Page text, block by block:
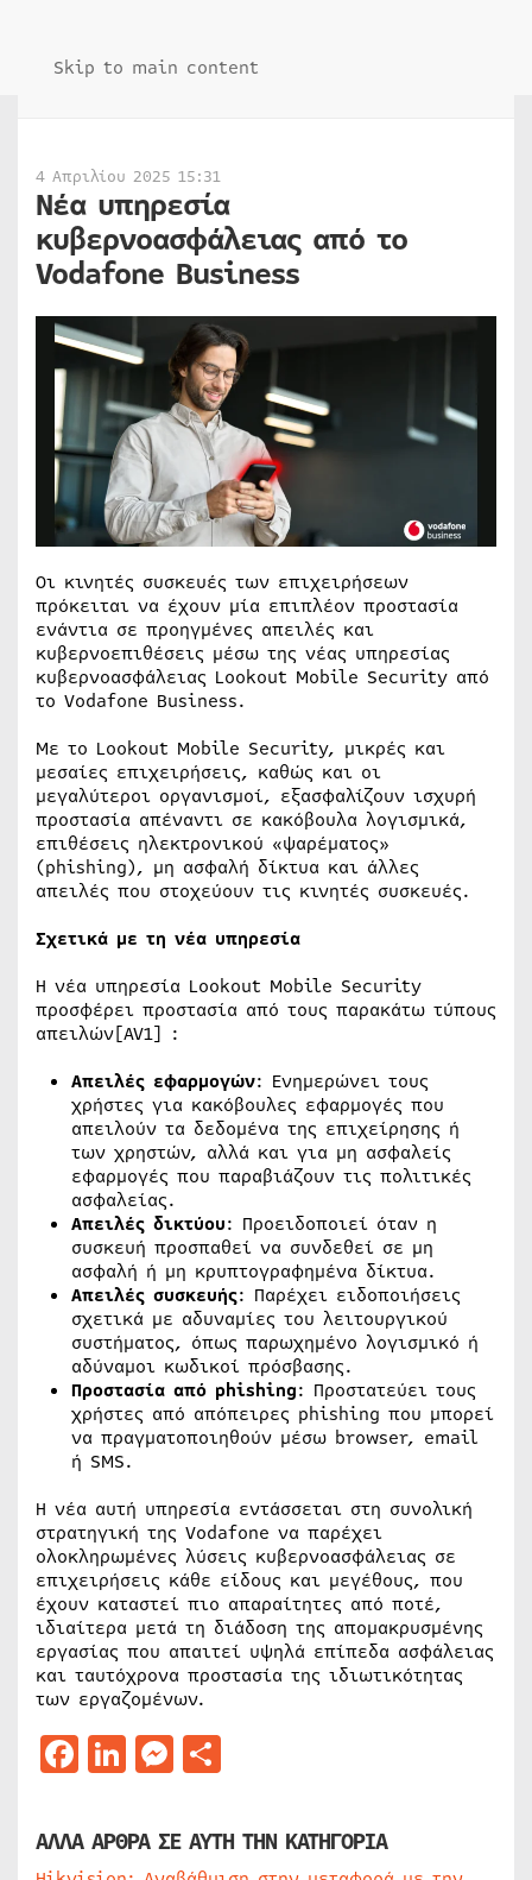
Skip to main content
4 Απριλίου 2025 15:31
Νέα υπηρεσία
κυβερνοασφάλειας από το
Vodafone Business
Οι κινητές συσκευές των επιχειρήσεων
πρόκειται να έχουν μία επιπλέον προστασία
ενάντια σε προηγμένες απειλές και
κυβερνοεπιθέσεις μέσω της νέας υπηρεσίας
κυβερνοασφάλειας Lookout Mobile Security από
το Vodafone Business.
Με το Lookout Mobile Security, μικρές και
μεσαίες επιχειρήσεις, καθώς και οι
μεγαλύτεροι οργανισμοί, εξασφαλίζουν ισχυρή
προστασία απέναντι σε κακόβουλα λογισμικά,
επιθέσεις ηλεκτρονικού «ψαρέματος»
(phishing), μη ασφαλή δίκτυα και άλλες
απειλές που στοχεύουν τις κινητές συσκευές.
Σχετικά με τη νέα υπηρεσία
Η νέα υπηρεσία Lookout Mobile Security
προσφέρει προστασία από τους παρακάτω τύπους
απειλών[AV1] :
Απειλές εφαρμογών: Ενημερώνει τους
χρήστες για κακόβουλες εφαρμογές που
απειλούν τα δεδομένα της επιχείρησης ή
των χρηστών, αλλά και για μη ασφαλείς
εφαρμογές που παραβιάζουν τις πολιτικές
ασφαλείας.
Απειλές δικτύου: Προειδοποιεί όταν η
συσκευή προσπαθεί να συνδεθεί σε μη
ασφαλή ή μη κρυπτογραφημένα δίκτυα.
Απειλές συσκευής: Παρέχει ειδοποιήσεις
σχετικά με αδυναμίες του λειτουργικού
συστήματος, όπως παρωχημένο λογισμικό ή
αδύναμοι κωδικοί πρόσβασης.
Προστασία από phishing: Προστατεύει τους
χρήστες από απόπειρες phishing που μπορεί
να πραγματοποιηθούν μέσω browser, email
ή SMS.
Η νέα αυτή υπηρεσία εντάσσεται στη συνολική
στρατηγική της Vodafone να παρέχει
ολοκληρωμένες λύσεις κυβερνοασφάλειας σε
επιχειρήσεις κάθε είδους και μεγέθους, που
έχουν καταστεί πιο απαραίτητες από ποτέ,
ιδιαίτερα μετά τη διάδοση της απομακρυσμένης
εργασίας που απαιτεί υψηλά επίπεδα ασφάλειας
και ταυτόχρονα προστασία της ιδιωτικότητας
των εργαζομένων.
Facebook
LinkedIn
Messenger
ΑΛΛΑ ΑΡΘΡΑ ΣΕ ΑΥΤΗ ΤΗΝ ΚΑΤΗΓΟΡΙΑ